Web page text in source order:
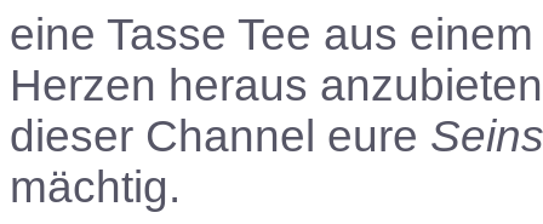
eine Tasse Tee aus
Herzen heraus
dieser Channel eure
mächtig.